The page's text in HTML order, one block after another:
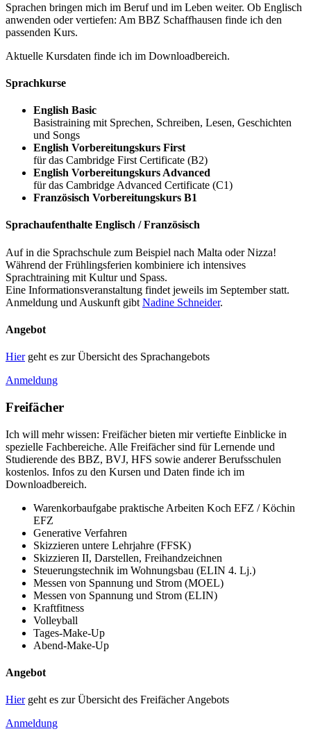
Sprachen bringen mich im Beruf und im Leben weiter. Ob Englisch
anwenden oder vertiefen: Am BBZ Schaffhausen finde ich den
passenden Kurs.
Aktuelle Kursdaten finde ich im Downloadbereich.
Sprachkurse
English Basic
Basistraining mit Sprechen, Schreiben, Lesen, Geschichten
und Songs
English Vorbereitungskurs First
für das Cambridge First Certificate (B2)
English Vorbereitungskurs Advanced
für das Cambridge Advanced Certificate (C1)
Französisch Vorbereitungskurs B1
Sprachaufenthalte Englisch / Französisch
Auf in die Sprachschule zum Beispiel nach Malta oder Nizza!
Während der Frühlingsferien kombiniere ich intensives
Sprachtraining mit Kultur und Spass.
Eine Informationsveranstaltung findet jeweils im September statt.
Anmeldung und Auskunft gibt Nadine Schneider.
Angebot
Hiergeht es zur Übersicht des Sprachangebots
Anmeldung
Freifächer
Ich will mehr wissen: Freifächer bieten mir vertiefte Einblicke in
spezielle Fachbereiche. Alle Freifächer sind für Lernende und
Studierende des BBZ, BVJ, HFS sowie anderer Berufsschulen
kostenlos. Infos zu den Kursen und Daten finde ich im
Downloadbereich.
Warenkorbaufgabe praktische Arbeiten Koch EFZ / Köchin
EFZ
Generative Verfahren
Skizzieren untere Lehrjahre (FFSK)
Skizzieren II, Darstellen, Freihandzeichnen
Steuerungstechnik im Wohnungsbau (ELIN 4. Lj.)
Messen von Spannung und Strom (MOEL)
Messen von Spannung und Strom (ELIN)
Kraftfitness
Volleyball
Tages-Make-Up
Abend-Make-Up
Angebot
Hiergeht es zur Übersicht des Freifächer Angebots
Anmeldung